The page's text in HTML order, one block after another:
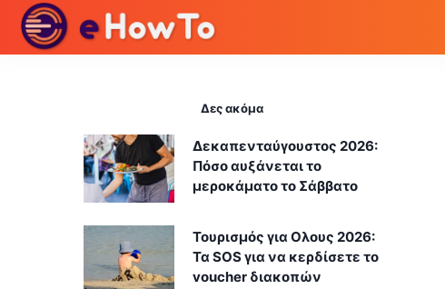
Δες ακόμα
Δεκαπενταύγουστος 2026:
Πόσο αυξάνεται το
μεροκάματο το Σάββατο
Τουρισμός για Ολους 2026:
Τα SOS για να κερδίσετε το
voucher διακοπών